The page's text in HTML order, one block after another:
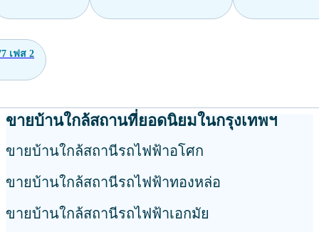
เฟส 2
ขายบ้านใกล้สถานที่ยอดนิยมในกรุงเทพฯ
ขายบ้านใกล้สถานีรถไฟฟ้าอโศก
ขายบ้านใกล้สถานีรถไฟฟ้าทองหล่อ
ขายบ้านใกล้สถานีรถไฟฟ้าเอกมัย